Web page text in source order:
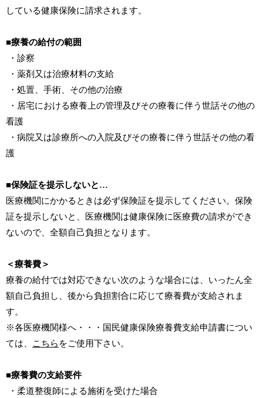
している健康保険に請求されます。
■療養の給付の範囲
・診察
・薬剤又は治療材料の支給
・処置、手術、その他の治療
・居宅における療養上の管理及びその療養に伴う世話その他の
看護
・病院又は診療所への入院及びその療養に伴う世話その他の看
護
■保険証を提示しないと…
医療機関にかかるときは必ず保険証を提示してください。保険
証を提示しないと、医療機関は健康保険に医療費の請求ができ
ないので、全額自己負担となります。
＜療養費＞
療養の給付では対応できない次のような場合には、いったん全
額自己負担し、後から負担割合に応じて療養費が支給されま
す。
※各医療機関様へ・・・国民健康保険療養費支給申請書につい
ては、
こちら をご使用下さい。
■療養費の支給要件
・柔道整復師による施術を受けた場合